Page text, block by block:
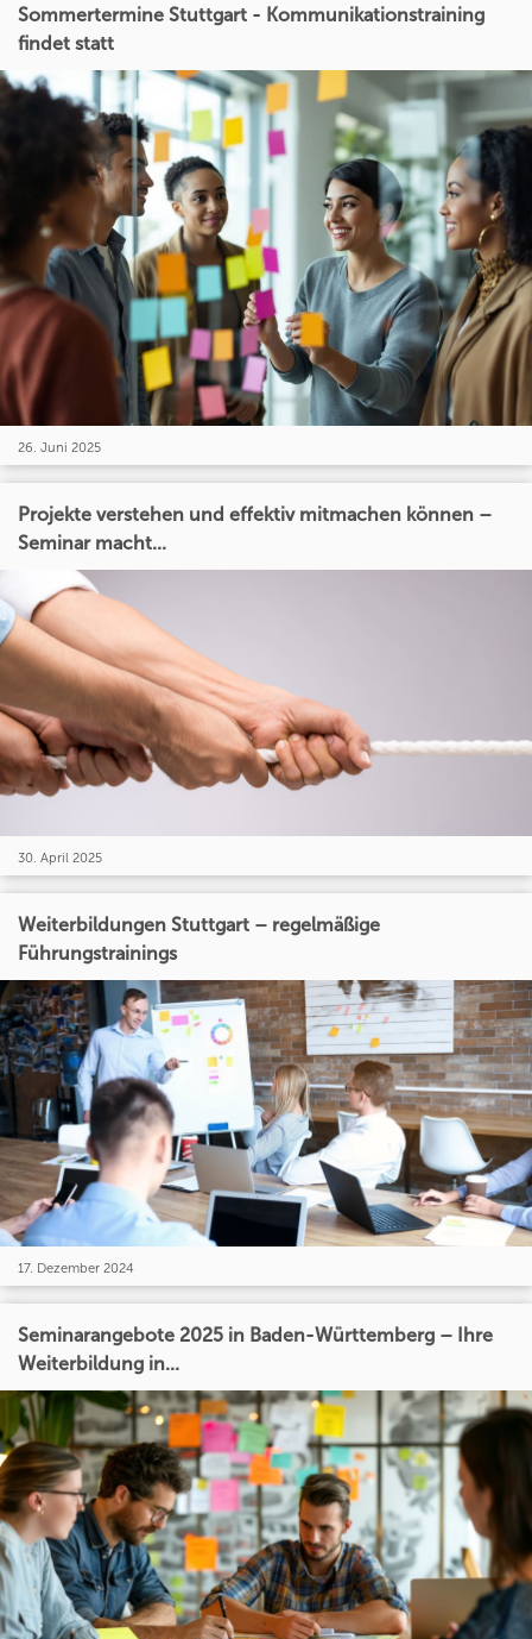
Sommertermine Stuttgart - Kommunikationstraining
findet statt
26. Juni 2025
Projekte verstehen und effektiv mitmachen können –
Seminar macht...
30. April 2025
Weiterbildungen Stuttgart – regelmäßige
Führungstrainings
17. Dezember 2024
Seminarangebote 2025 in Baden-Württemberg – Ihre
Weiterbildung in...